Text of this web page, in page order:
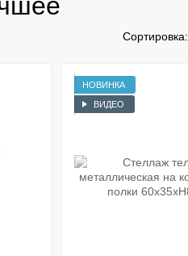
Сортировка:
НОВИНКА
ВИДЕО